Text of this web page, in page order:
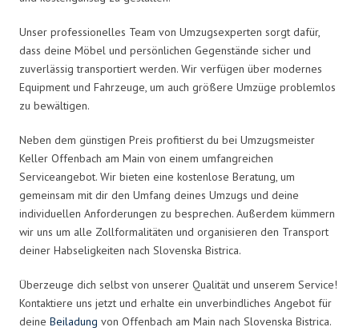
Unser professionelles Team von Umzugsexperten sorgt dafür,
dass deine Möbel und persönlichen Gegenstände sicher und
zuverlässig transportiert werden. Wir verfügen über modernes
Equipment und Fahrzeuge, um auch größere Umzüge problemlos
zu bewältigen.
Neben dem günstigen Preis profitierst du bei Umzugsmeister
Keller Offenbach am Main von einem umfangreichen
Serviceangebot. Wir bieten eine kostenlose Beratung, um
gemeinsam mit dir den Umfang deines Umzugs und deine
individuellen Anforderungen zu besprechen. Außerdem kümmern
wir uns um alle Zollformalitäten und organisieren den Transport
deiner Habseligkeiten nach Slovenska Bistrica.
Überzeuge dich selbst von unserer Qualität und unserem Service!
Kontaktiere uns jetzt und erhalte ein unverbindliches Angebot für
deine Beiladung von Offenbach am Main nach Slovenska Bistrica.